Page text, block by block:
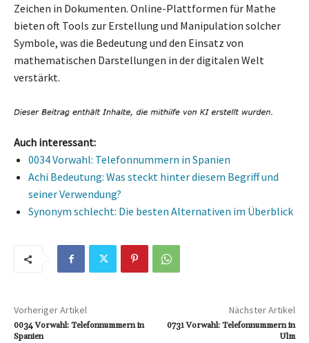
Zeichen in Dokumenten. Online-Plattformen für Mathe
bieten oft Tools zur Erstellung und Manipulation solcher
Symbole, was die Bedeutung und den Einsatz von
mathematischen Darstellungen in der digitalen Welt
verstärkt.
Auch interessant:
0034 Vorwahl: Telefonnummern in Spanien
Achi Bedeutung: Was steckt hinter diesem Begriff und
seiner Verwendung?
Synonym schlecht: Die besten Alternativen im Überblick
Vorheriger Artikel
0034 Vorwahl: Telefonnummern in
Spanien
Nächster Artikel
0731 Vorwahl: Telefonnummern in
Ulm